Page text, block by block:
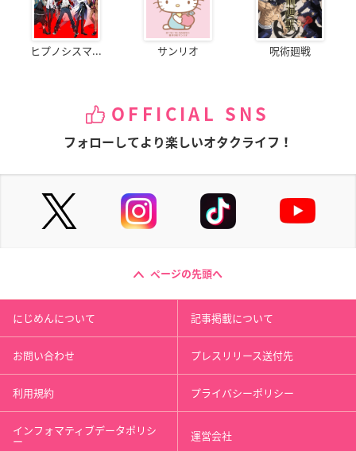
ヒプノシスマ... サンリオ 呪術廻戦
OFFICIAL SNS
フォローしてより楽しいオタクライフ！
ページの先頭へ
にじめんについて 記事掲載について
お問い合わせ プレスリリース送付先
利用規約 プライバシーポリシー
インフォマティブデータポリシ
ー 運営会社